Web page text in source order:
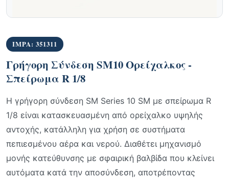
IMPA: 351311
Γρήγορη Σύνδεση SM10 Ορείχαλκος -
Σπείρωμα R 1/8
Η γρήγορη σύνδεση SM Series 10 SM με σπείρωμα R
1/8 είναι κατασκευασμένη από ορείχαλκο υψηλής
αντοχής, κατάλληλη για χρήση σε συστήματα
πεπιεσμένου αέρα και νερού. Διαθέτει μηχανισμό
μονής κατεύθυνσης με σφαιρική βαλβίδα που κλείνει
αυτόματα κατά την αποσύνδεση, αποτρέποντας